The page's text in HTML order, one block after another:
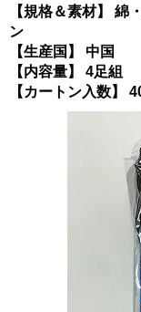
【規格＆素材】 綿
ン
【生産国】 中国
【内容量】 4足組
【カートン入数】